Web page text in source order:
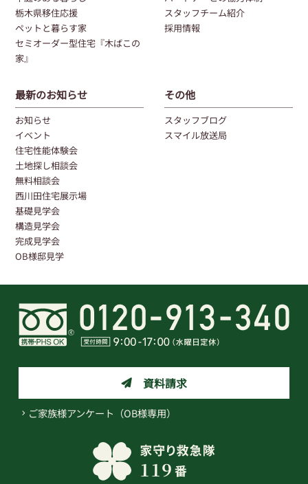
栃木県移住応援
ペットと暮らす家
セミオーダー型住宅『木ばこの
家』
スタッフチーム紹介
採用情報
最新のお知らせ
お知らせ
イベント
住宅性能体験会
土地探し相談会
無料相談会
西川田住宅展示場
基礎見学会
構造見学会
完成見学会
OB様邸見学
その他
スタッフブログ
スマイル放送局
資料請求
ご家族様アンケート（OB様専用）